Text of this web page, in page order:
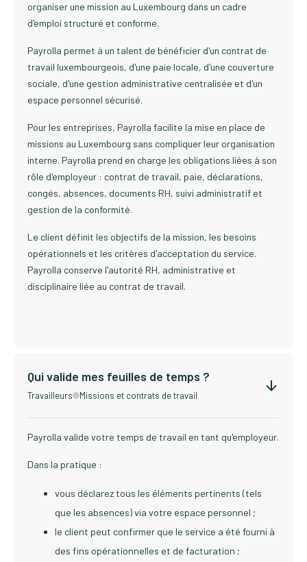
organiser une mission au Luxembourg dans un cadre
d'emploi structuré et conforme.
Payrolla permet à un talent de bénéficier d'un contrat de
travail luxembourgeois, d'une paie locale, d'une couverture
sociale, d'une gestion administrative centralisée et d'un
espace personnel sécurisé.
Pour les entreprises, Payrolla facilite la mise en place de
missions au Luxembourg sans compliquer leur organisation
interne. Payrolla prend en charge les obligations liées à son
rôle d'employeur : contrat de travail, paie, déclarations,
congés, absences, documents RH, suivi administratif et
gestion de la conformité.
Le client définit les objectifs de la mission, les besoins
opérationnels et les critères d'acceptation du service.
Payrolla conserve l'autorité RH, administrative et
disciplinaire liée au contrat de travail.
Qui valide mes feuilles de temps ?
Travailleurs Missions et contrats de travail
Payrolla valide votre temps de travail en tant qu'employeur.
Dans la pratique :
vous déclarez tous les éléments pertinents (tels
que les absences) via votre espace personnel ;
le client peut confirmer que le service a été fourni à
des fins opérationnelles et de facturation ;